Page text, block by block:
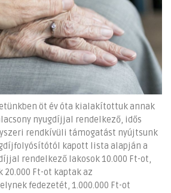
öt év óta kialakítottuk annak
nyugdíjjal rendelkező, idős
rendkívüli támogatást nyújtsunk
kapott lista alapján a
rendelkező lakosok 10.000 Ft-ot,
Ft-ot kaptak az
fedezetét, 1.000.000 Ft-ot